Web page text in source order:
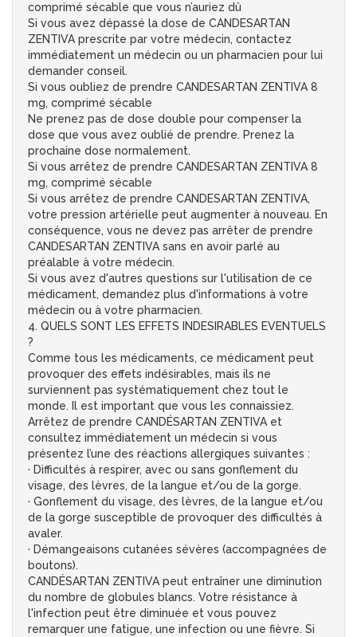
comprimé sécable que vous n’auriez dû
Si vous avez dépassé la dose de CANDESARTAN
ZENTIVA prescrite par votre médecin, contactez
immédiatement un médecin ou un pharmacien pour lui
demander conseil.
Si vous oubliez de prendre CANDESARTAN ZENTIVA 8
mg, comprimé sécable
Ne prenez pas de dose double pour compenser la
dose que vous avez oublié de prendre. Prenez la
prochaine dose normalement.
Si vous arrêtez de prendre CANDESARTAN ZENTIVA 8
mg, comprimé sécable
Si vous arrêtez de prendre CANDESARTAN ZENTIVA,
votre pression artérielle peut augmenter à nouveau. En
conséquence, vous ne devez pas arrêter de prendre
CANDESARTAN ZENTIVA sans en avoir parlé au
préalable à votre médecin.
Si vous avez d'autres questions sur l'utilisation de ce
médicament, demandez plus d'informations à votre
médecin ou à votre pharmacien.
4. QUELS SONT LES EFFETS INDESIRABLES EVENTUELS
?
Comme tous les médicaments, ce médicament peut
provoquer des effets indésirables, mais ils ne
surviennent pas systématiquement chez tout le
monde. Il est important que vous les connaissiez.
Arrêtez de prendre CANDÉSARTAN ZENTIVA et
consultez immédiatement un médecin si vous
présentez l’une des réactions allergiques suivantes :
· Difficultés à respirer, avec ou sans gonflement du
visage, des lèvres, de la langue et/ou de la gorge.
· Gonflement du visage, des lèvres, de la langue et/ou
de la gorge susceptible de provoquer des difficultés à
avaler.
· Démangeaisons cutanées sévères (accompagnées de
boutons).
CANDÉSARTAN ZENTIVA peut entraîner une diminution
du nombre de globules blancs. Votre résistance à
l'infection peut être diminuée et vous pouvez
remarquer une fatigue, une infection ou une fièvre. Si